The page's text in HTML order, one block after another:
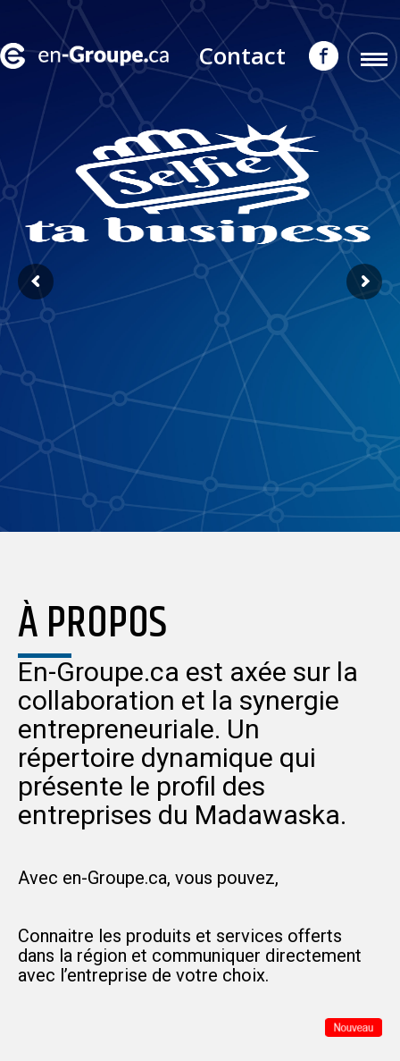
Contact
À PROPOS
En-Groupe.ca est axée sur la
collaboration et la synergie
entrepreneuriale. Un
répertoire dynamique qui
présente le profil des
entreprises du Madawaska.
Avec en-Groupe.ca, vous pouvez,
Connaitre les produits et services offerts
dans la région et communiquer directement
avec l’entreprise de votre choix.